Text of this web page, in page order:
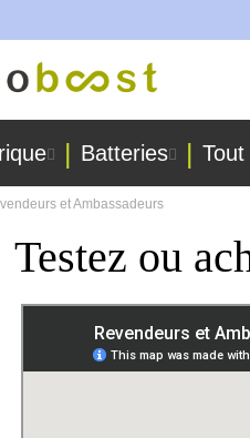
Batteries
et Ambassadeurs
Testez ou